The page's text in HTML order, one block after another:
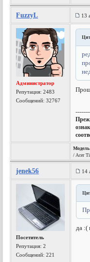
FuzzyL 13
Администратор
Репутация:2483
Сообщений: 32767
/ Acer
jenek56 14
Посетитель
Репутация:2
Сообщений: 221
да :(